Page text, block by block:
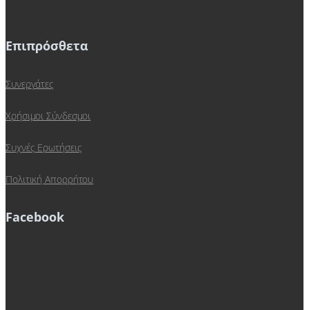
Επιπρόσθετα
Συνεργάτες
Χρήσιμοι Σύνδεσμοι
Συχνές Ερωτήσεις
Πολιτική Απορρήτου
Facebook